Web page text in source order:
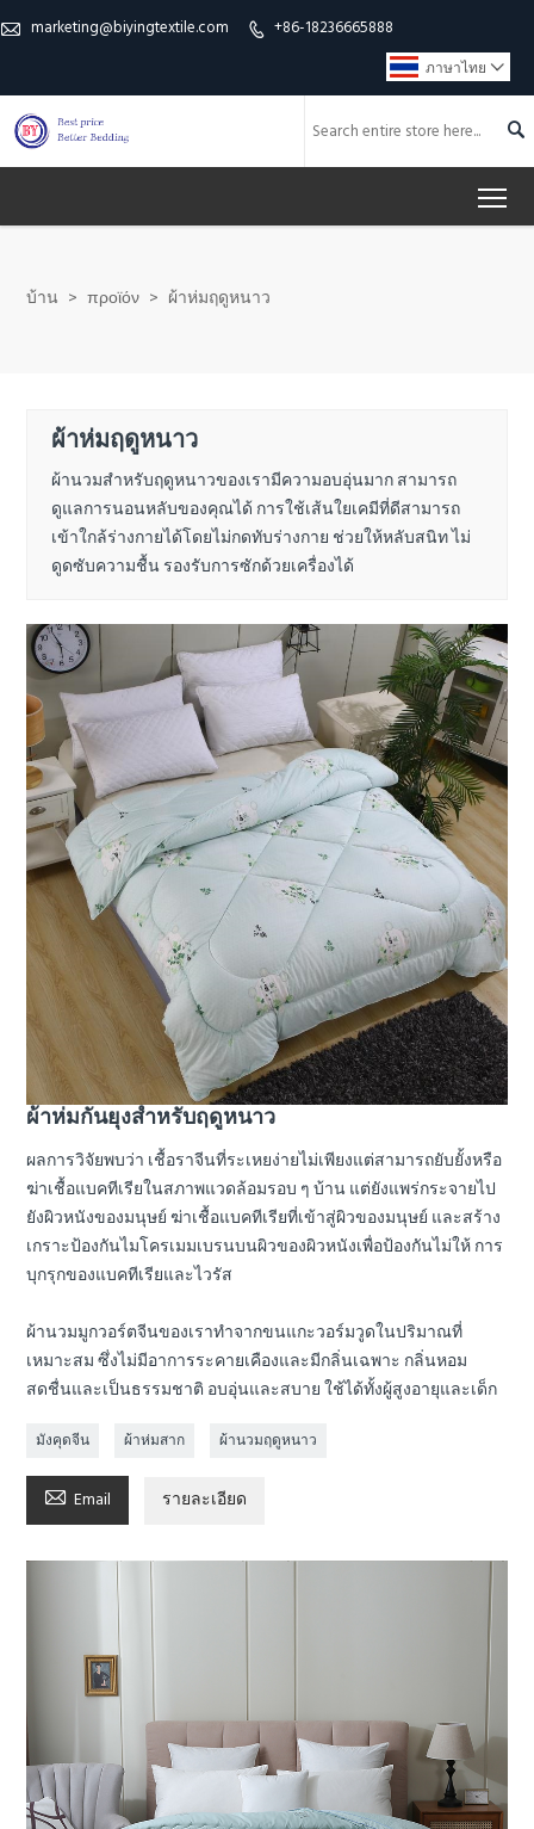
 marketing@biyingtextile.com  +86-18236665888
ภาษาไทย 

บ้าน > προϊόν > ผ้าห่มฤดูหนาว
ผ้าห่มฤดูหนาว
ผ้านวมสำหรับฤดูหนาวของเรามีความอบอุ่นมาก สามารถ
ดูแลการนอนหลับของคุณได้ การใช้เส้นใยเคมีที่ดีสามารถ
เข้าใกล้ร่างกายได้โดยไม่กดทับร่างกาย ช่วยให้หลับสนิท ไม่
ดูดซับความชื้น รองรับการซักด้วยเครื่องได้
ผ้าห่มกันยุงสำหรับฤดูหนาว
ผลการวิจัยพบว่า เชื้อราจีนที่ระเหยง่ายไม่เพียงแต่สามารถยับยั้งหรือ
ฆ่าเชื้อแบคทีเรียในสภาพแวดล้อมรอบ ๆ บ้าน แต่ยังแพร่กระจายไป
ยังผิวหนังของมนุษย์ ฆ่าเชื้อแบคทีเรียที่เข้าสู่ผิวของมนุษย์ และสร้าง
เกราะป้องกันไมโครเมมเบรนบนผิวของผิวหนังเพื่อป้องกันไม่ให้ การ
บุกรุกของแบคทีเรียและไวรัส
ผ้านวมมูกวอร์ตจีนของเราทำจากขนแกะวอร์มวูดในปริมาณที่
เหมาะสม ซึ่งไม่มีอาการระคายเคืองและมีกลิ่นเฉพาะ กลิ่นหอม
สดชื่นและเป็นธรรมชาติ อบอุ่นและสบาย ใช้ได้ทั้งผู้สูงอายุและเด็ก
มังคุดจีน ผ้าห่มสาก ผ้านวมฤดูหนาว
 Email รายละเอียด